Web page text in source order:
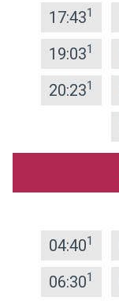
17:431
19:031
20:231
04:401
06:301